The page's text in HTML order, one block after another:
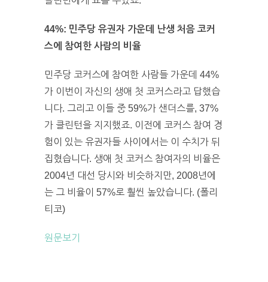
44%: 민주당 유권자 가운데 난생 처음 코커
스에 참여한 사람의 비율
민주당 코커스에 참여한 사람들 가운데 44%
가 이번이 자신의 생애 첫 코커스라고 답했습
니다. 그리고 이들 중 59%가 샌더스를, 37%
가 클린턴을 지지했죠. 이전에 코커스 참여 경
험이 있는 유권자들 사이에서는 이 수치가 뒤
집혔습니다. 생애 첫 코커스 참여자의 비율은
2004년 대선 당시와 비슷하지만, 2008년에
는 그 비율이 57%로 훨씬 높았습니다. (폴리
티코)
원문보기